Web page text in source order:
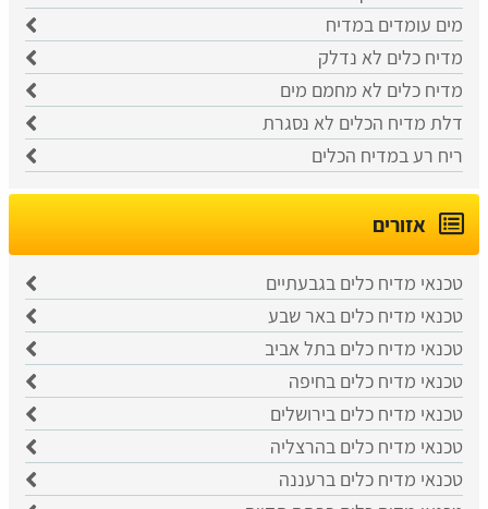
מים עומדים במדיח
מדיח כלים לא נדלק
מדיח כלים לא מחמם מים
דלת מדיח הכלים לא נסגרת
ריח רע במדיח הכלים
אזורים
טכנאי מדיח כלים בגבעתיים
טכנאי מדיח כלים באר שבע
טכנאי מדיח כלים בתל אביב
טכנאי מדיח כלים בחיפה
טכנאי מדיח כלים בירושלים
טכנאי מדיח כלים בהרצליה
טכנאי מדיח כלים ברעננה